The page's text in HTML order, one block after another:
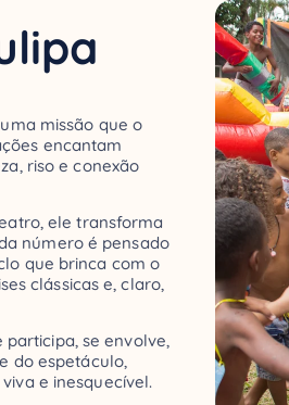
missão que o
encantam
riso e conexão
ele transforma
número é pensado
que brinca com o
clássicas e, claro,
participa, se envolve,
do espetáculo,
e inesquecível.